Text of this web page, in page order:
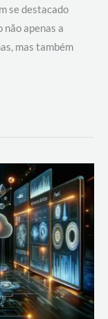
se destacado
apenas a
mas também